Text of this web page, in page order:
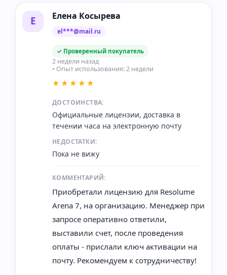
Е Елена Косырева
el***@mail.ru
✓ Проверенный покупатель
2 недели назад
• Опыт использования: 2 недели
★★★★★
ДОСТОИНСТВА:
Официальные лицензии, доставка в
течении часа на электронную почту
НЕДОСТАТКИ:
Пока не вижу
КОММЕНТАРИЙ:
Приобретали лицензию для Resolume
Arena 7, на организацию. Менеджер при
запросе оперативно ответили,
выставили счет, после проведения
оплаты - прислали ключ активации на
почту. Рекомендуем к сотрудничеству!